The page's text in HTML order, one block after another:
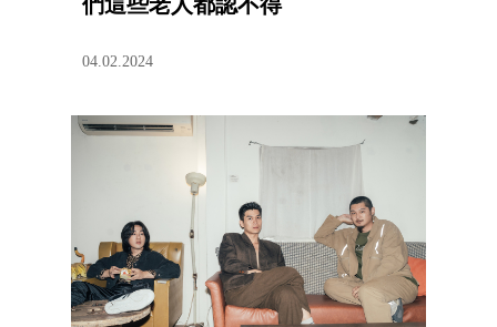
04.02.2024